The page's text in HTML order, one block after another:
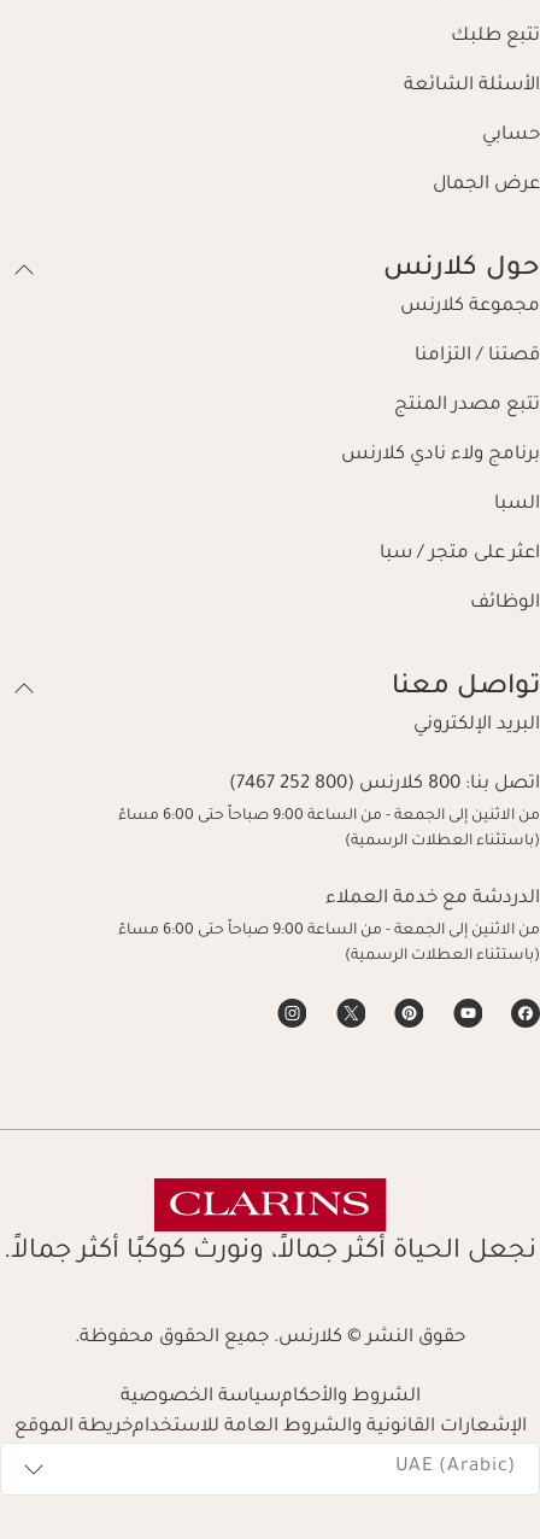
تتبع طلبك
الأسئلة الشائعة
حسابي
عرض الجمال
حول كلارنس
مجموعة كلارنس
قصتنا / التزامنا
تتبع مصدر المنتج
برنامج ولاء نادي كلارنس
السبا
اعثر على متجر / سبا
الوظائف
تواصل معنا
البريد الإلكتروني
اتصل بنا: 800 كلارنس (800 252 7467)
من الاثنين إلى الجمعة - من الساعة 9:00 صباحاً حتى 6:00 مساءً
(باستثناء العطلات الرسمية)
الدردشة مع خدمة العملاء
من الاثنين إلى الجمعة - من الساعة 9:00 صباحاً حتى 6:00 مساءً
(باستثناء العطلات الرسمية)
نجعل الحياة أكثر جمالاً، ونورث كوكبًا أكثر جمالاً.
حقوق النشر © كلارنس. جميع الحقوق محفوظة.
الشروط والأحكامسياسة الخصوصية
الإشعارات القانونية والشروط العامة للاستخدامخريطة الموقع
UAE (Arabic)